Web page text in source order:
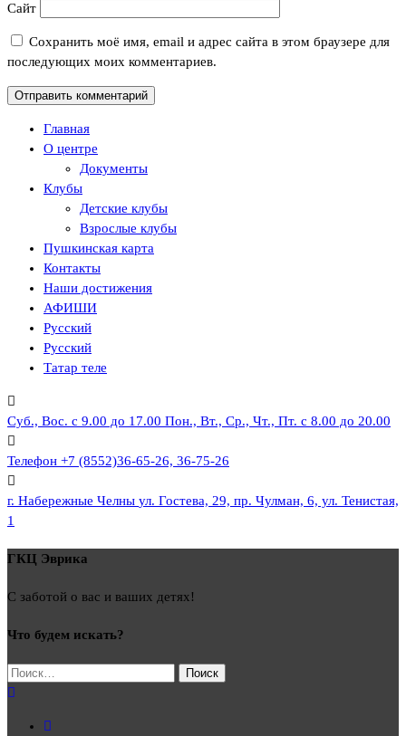
Сайт
Сохранить моё имя, email и адрес сайта в этом браузере для
последующих моих комментариев.
Главная
О центре
Документы
Клубы
Детские клубы
Взрослые клубы
Пушкинская карта
Контакты
Наши достижения
АФИШИ
Русский
Русский
Татар теле
Суб., Вос. с 9.00 до 17.00 Пон., Вт., Ср., Чт., Пт. с 8.00 до 20.00
Телефон +7 (8552)36-65-26, 36-75-26
г. Набережные Челны ул. Гостева, 29, пр. Чулман, 6, ул. Тенистая,
1
ГКЦ Эврика
С заботой о вас и ваших детях!
Что будем искать?
Найти: